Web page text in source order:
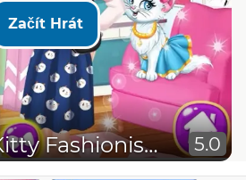
Začít Hrát
Barbie and Kitty Fashionista 5.0